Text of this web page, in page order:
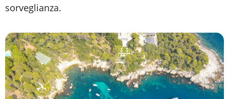
sorveglianza.